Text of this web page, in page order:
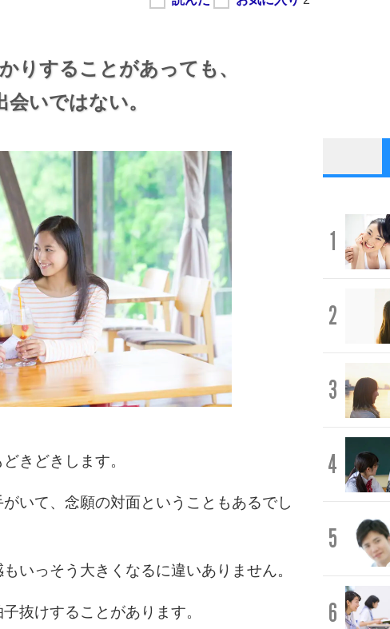
りすることがあっても、
会いではない。
きどきします。
いて、念願の対面ということもあるでし
いっそう大きくなるに違いありません。
抜けすることがあります。
1
2
3
4
5
6